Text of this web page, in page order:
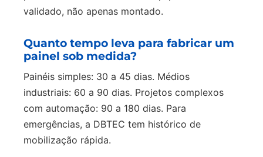
validado, não apenas montado.
Quanto tempo leva para fabricar um
painel sob medida?
Painéis simples: 30 a 45 dias. Médios
industriais: 60 a 90 dias. Projetos complexos
com automação: 90 a 180 dias. Para
emergências, a DBTEC tem histórico de
mobilização rápida.